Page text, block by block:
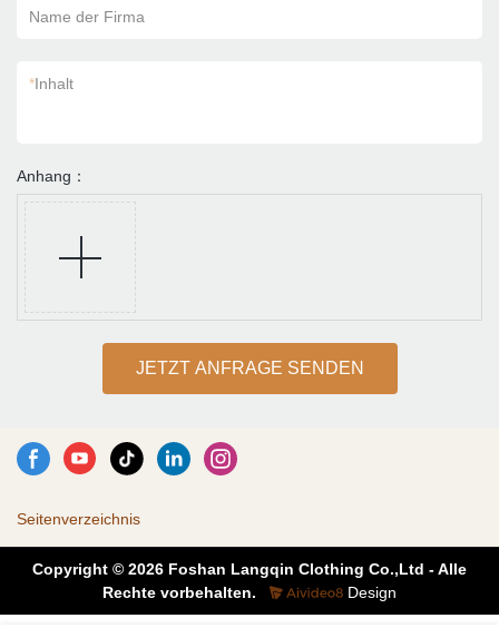
Name der Firma
*Inhalt
Anhang：
JETZT ANFRAGE SENDEN
Seitenverzeichnis
Copyright © 2026 Foshan Langqin Clothing Co.,Ltd - Alle
Rechte vorbehalten.
Design